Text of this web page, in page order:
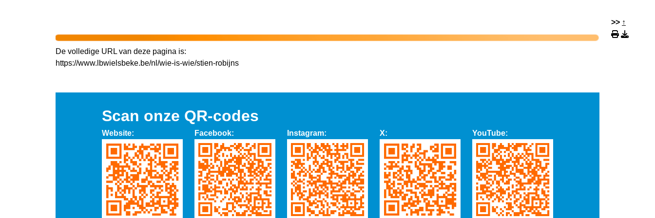
>> ↑
De volledige URL van deze pagina is:
https://www.lbwielsbeke.be/nl/wie-is-wie/stien-robijns
Scan onze QR-codes
Website: Facebook: Instagram: X: YouTube: